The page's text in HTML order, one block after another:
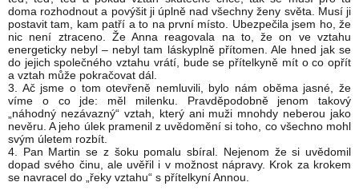
doma rozhodnout a povýšit ji úplně nad všechny ženy světa. Musí ji
postavit tam, kam patří a to na první místo. Ubezpečila jsem ho, že
nic není ztraceno. Že Anna reagovala na to, že on ve vztahu
energeticky nebyl – nebyl tam láskyplně přítomen. Ale hned jak se
do jejich společného vztahu vrátí, bude se přítelkyně mít o co opřít
a vztah může pokračovat dál.
3. Ač jsme o tom otevřeně nemluvili, bylo nám oběma jasné, že
víme o co jde: měl milenku. Pravděpodobně jenom takový
„náhodný nezávazný“ vztah, který ani muži mnohdy neberou jako
nevěru. A jeho úlek pramenil z uvědomění si toho, co všechno mohl
svým úletem rozbít.
4. Pan Martin se z šoku pomalu sbíral. Nejenom že si uvědomil
dopad svého činu, ale uvěřil i v možnost nápravy. Krok za krokem
se navracel do „řeky vztahu“ s přítelkyní Annou.